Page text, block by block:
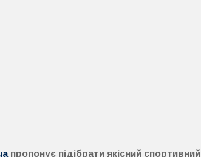
пропонує підібрати якісний спортивний